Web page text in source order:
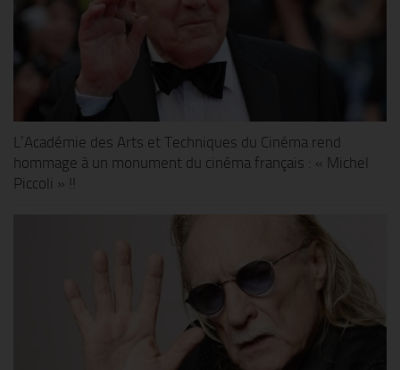
L’Académie des Arts et Techniques du Cinéma rend
hommage à un monument du cinéma français : « Michel
Piccoli » !!